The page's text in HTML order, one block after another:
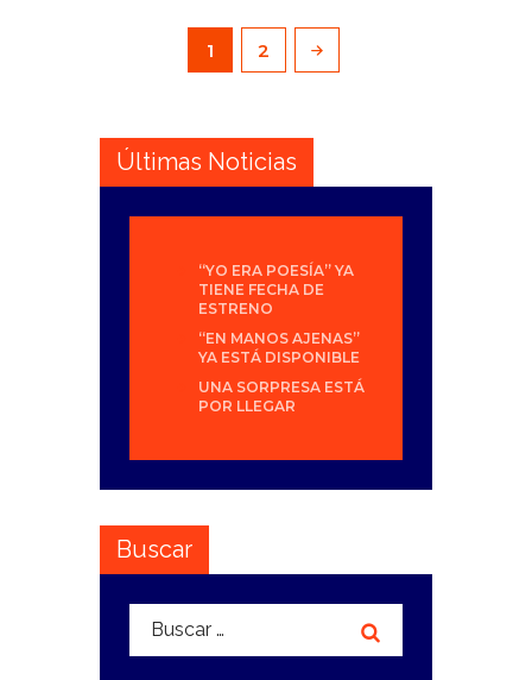
Paginación
PAGE
1 PAGE
2
Últimas Noticias
“YO ERA POESÍA” YA
TIENE FECHA DE
ESTRENO
“EN MANOS AJENAS”
YA ESTÁ DISPONIBLE
UNA SORPRESA ESTÁ
POR LLEGAR
Buscar
Buscar: